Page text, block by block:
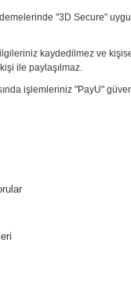
"3D Secure"
kaydedilmez ve
ile paylaşılmaz.
işlemleriniz "PayU"